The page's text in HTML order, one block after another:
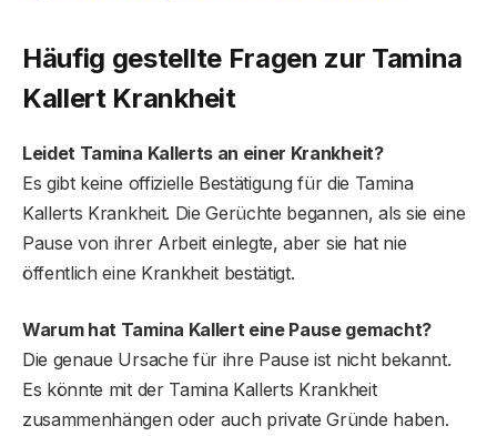
Häufig gestellte Fragen zur Tamina
Kallert Krankheit
Leidet Tamina Kallertsan einer Krankheit?
Es gibt keine offizielle Bestätigung für die Tamina
Kallerts Krankheit. Die Gerüchte begannen, als sie eine
Pause von ihrer Arbeit einlegte, aber sie hat nie
öffentlich eine Krankheit bestätigt.
Warum hat Tamina Kallert eine Pause gemacht?
Die genaue Ursache für ihre Pause ist nicht bekannt.
Es könnte mit der Tamina Kallerts Krankheit
zusammenhängen oder auch private Gründe haben.